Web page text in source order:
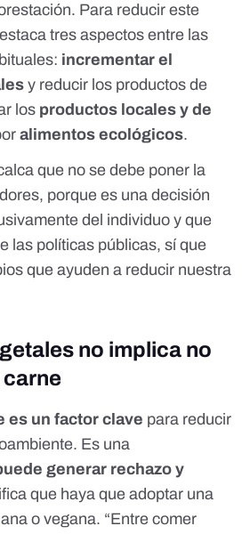
Para reducir este
tres aspectos entre las
: incrementar el
y reducir los productos de
los productos locales y de
alimentos ecológicos.
que no se debe poner la
porque es una decisión
del individuo y que
las políticas públicas, sí que
que ayuden a reducir nuestra
no implica no
es un factor clave para reducir
Es una
generar rechazo y
que haya que adoptar una
o vegana. “Entre comer